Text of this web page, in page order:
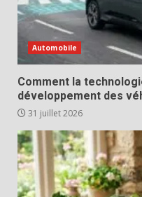
Automobile
Comment la
développement des
31 juillet 2026